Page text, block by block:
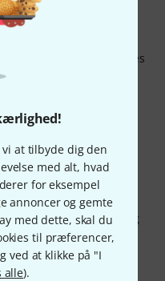
vi at tilbyde dig den
med alt, hvad
for eksempel
annoncer og gemte
med dette, skal du
til præferencer,
ved at klikke på "I
alle).
er
de mest søgte på vores
blev der set på
gange i sidste
musikudstyr fra Korg,
Beyoncé
Cullum.
fra Korg vores
3 års garanti og ekstra
reperaturservice og
producenten på